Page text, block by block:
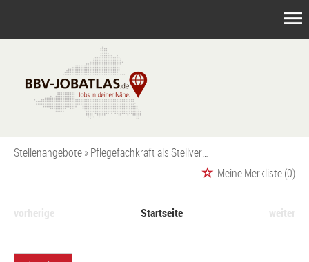
Stellenangebote Pflegefachkraft als Stellvertretende Wohnbereichsleitung (m|w|d) | Vollzeit bis zu 59.108 € Jahresbruttogehalt
Meine Merkliste(0)
vorherige Startseite weiter